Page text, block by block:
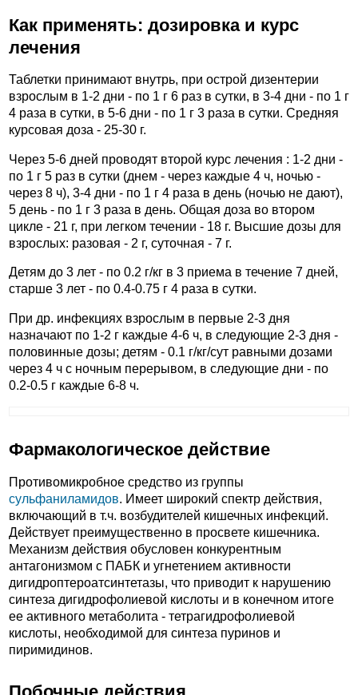
Как применять: дозировка и курс
лечения
Таблетки принимают внутрь, при острой дизентерии
взрослым в 1-2 дни - по 1 г 6 раз в сутки, в 3-4 дни - по 1 г
4 раза в сутки, в 5-6 дни - по 1 г 3 раза в сутки. Средняя
курсовая доза - 25-30 г.
Через 5-6 дней проводят второй курс лечения : 1-2 дни -
по 1 г 5 раз в сутки (днем - через каждые 4 ч, ночью -
через 8 ч), 3-4 дни - по 1 г 4 раза в день (ночью не дают),
5 день - по 1 г 3 раза в день. Общая доза во втором
цикле - 21 г, при легком течении - 18 г. Высшие дозы для
взрослых: разовая - 2 г, суточная - 7 г.
Детям до 3 лет - по 0.2 г/кг в 3 приема в течение 7 дней,
старше 3 лет - по 0.4-0.75 г 4 раза в сутки.
При др. инфекциях взрослым в первые 2-3 дня
назначают по 1-2 г каждые 4-6 ч, в следующие 2-3 дня -
половинные дозы; детям - 0.1 г/кг/сут равными дозами
через 4 ч с ночным перерывом, в следующие дни - по
0.2-0.5 г каждые 6-8 ч.
Фармакологическое действие
Противомикробное средство из группы
сульфаниламидов. Имеет широкий спектр действия,
включающий в т.ч. возбудителей кишечных инфекций.
Действует преимущественно в просвете кишечника.
Механизм действия обусловен конкурентным
антагонизмом с ПАБК и угнетением активности
дигидроптероатсинтетазы, что приводит к нарушению
синтеза дигидрофолиевой кислоты и в конечном итоге
ее активного метаболита - тетрагидрофолиевой
кислоты, необходимой для синтеза пуринов и
пиримидинов.